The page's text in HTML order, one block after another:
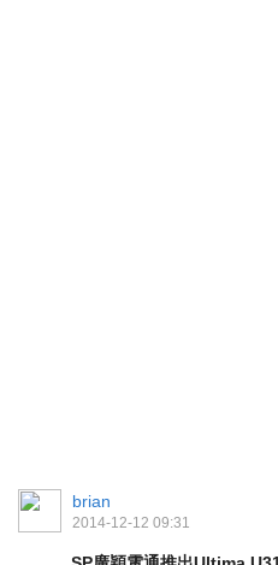
brian
2014-12-12 09:31